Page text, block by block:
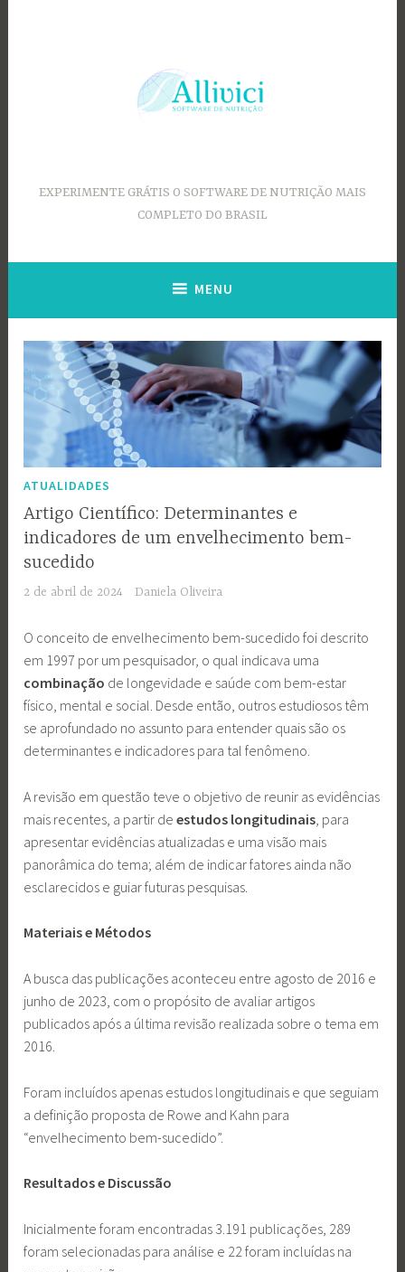
EXPERIMENTE GRÁTIS O SOFTWARE DE NUTRIÇÃO MAIS
COMPLETO DO BRASIL
MENU
ATUALIDADES
Artigo Científico: Determinantes e
indicadores de um envelhecimento bem-
sucedido
2 de abril de 2024 Daniela Oliveira
O conceito de envelhecimento bem-sucedido foi descrito
em 1997 por um pesquisador, o qual indicava uma
combinação de longevidade e saúde com bem-estar
físico, mental e social. Desde então, outros estudiosos têm
se aprofundado no assunto para entender quais são os
determinantes e indicadores para tal fenômeno.
A revisão em questão teve o objetivo de reunir as evidências
mais recentes, a partir deestudos longitudinais , para
apresentar evidências atualizadas e uma visão mais
panorâmica do tema; além de indicar fatores ainda não
esclarecidos e guiar futuras pesquisas.
Materiais e Métodos
A busca das publicações aconteceu entre agosto de 2016 e
junho de 2023, com o propósito de avaliar artigos
publicados após a última revisão realizada sobre o tema em
2016.
Foram incluídos apenas estudos longitudinais e que seguiam
a definição proposta de Rowe and Kahn para
“envelhecimento bem-sucedido”.
Resultados e Discussão
Inicialmente foram encontradas 3.191 publicações, 289
foram selecionadas para análise e 22 foram incluídas na